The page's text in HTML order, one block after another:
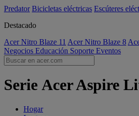
Predator Bicicletas eléctricas Escúteres
Destacado
Acer Nitro Blaze 11 Acer Nitro Blaze 8
Negocios Educación Soporte Eventos
Serie Acer Aspire
Hogar